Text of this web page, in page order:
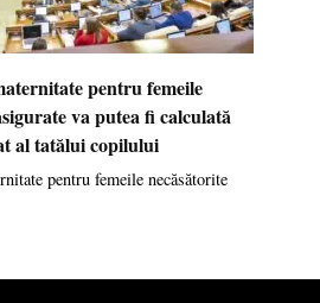
pentru femeile
va putea fi calculată
al tatălui copilului
pentru femeile necăsătorite